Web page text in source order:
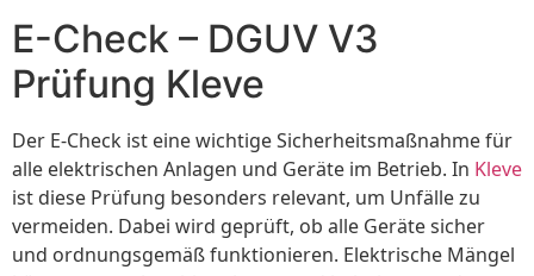
E-Check – DGUV V3
Prüfung Kleve
Der E-Check ist eine wichtige Sicherheitsmaßnahme für
alle elektrischen Anlagen und Geräte im Betrieb. In Kleve
ist diese Prüfung besonders relevant, um Unfälle zu
vermeiden. Dabei wird geprüft, ob alle Geräte sicher
und ordnungsgemäß funktionieren. Elektrische Mängel